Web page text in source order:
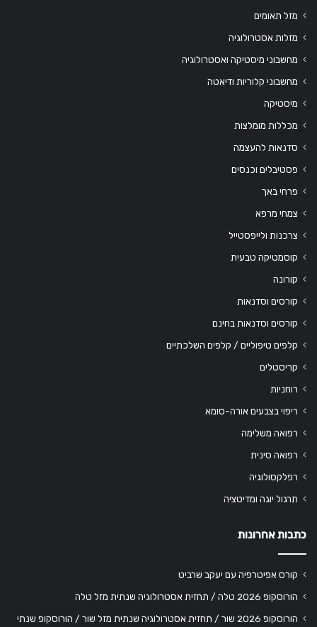
מזל תאומים
מזלות אסטרולוגיה
מחשבוני מיסטיקה ואסטרולוגיה
מחשבוני קלוריות ודיאטה
מיסטיקה
מכללות מומלצות
סדנאות להעצמה
פסטיבלים וכנסים
פרחי באך
צמחי מרפא
צרכנות ולייפסטייל
קוסמטיקה טבעית
קורונה
קורסים וסדנאות
קורסים וסדנאות בחינם
קלפים טיפוליים / קלפים השלכתיים
קריסטלים
רוחניות
ריפוי בצבעים אורה-סומא
רפואה משלימה
רפואה סינית
רפלקסולוגיה
תרגול יוגה ומדיטציה
כתבות אחרונות
קורס אפיטרפיה עם יעקב שרביט
הורוסקופ 2026 טלה / תחזית אסטרולוגיה שנתית מזל טלה
הורוסקופ 2026 שור / תחזית אסטרולוגיה שנתית מזל שור / הורוסקופ שנתי